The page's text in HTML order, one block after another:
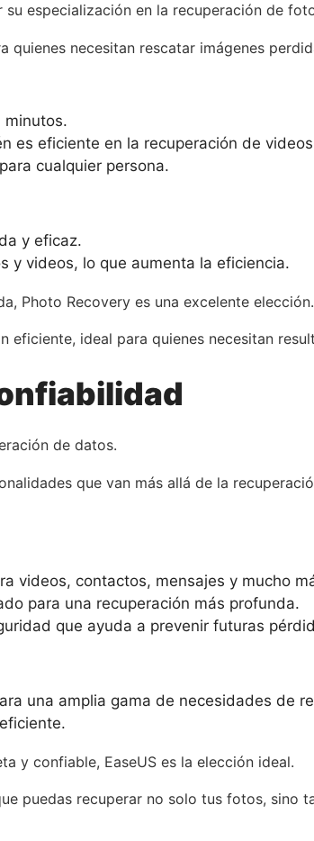
especialización en la recuperación de
necesitan rescatar imágenes
minutos.
es eficiente en la recuperación de
cualquier persona.
y eficaz.
y videos, lo que aumenta la eficiencia.
Photo Recovery es una excelente elección.
ideal para quienes necesitan
de datos.
que van más allá de la
videos, contactos, mensajes y mucho
para una recuperación más profunda.
que ayuda a prevenir futuras
una amplia gama de necesidades de
y confiable, EaseUS es la elección ideal.
puedas recuperar no solo tus fotos, sino